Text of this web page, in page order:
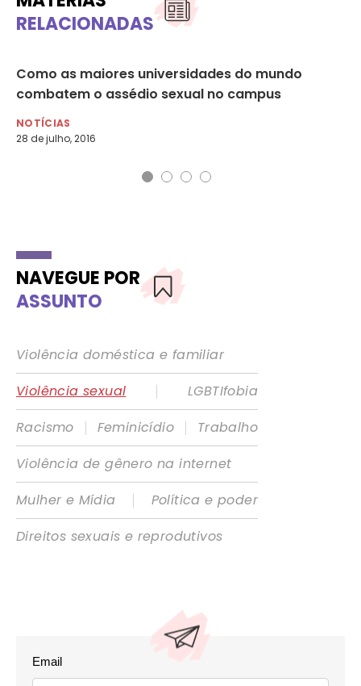
RELACIONADAS
Como as maiores universidades do mundo
combatem o assédio sexual no campus
NOTÍCIAS
28 de julho, 2016
NAVEGUE POR
ASSUNTO
Violência doméstica e familiar
Violência sexual
|
LGBTIfobia
Racismo
| Feminicídio |
Trabalho
Violência de gênero na internet
Mulher e Mídia
|
Política e poder
Direitos sexuais e reprodutivos